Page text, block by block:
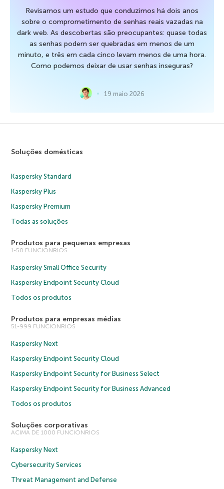
Revisamos um estudo que conduzimos há dois anos
sobre o comprometimento de senhas reais vazadas na
dark web. As descobertas são preocupantes: quase todas
as senhas podem ser quebradas em menos de um
minuto, e três em cada cinco levam menos de uma hora.
Como podemos deixar de usar senhas inseguras?
19 maio 2026
Soluções domésticas
Kaspersky Standard
Kaspersky Plus
Kaspersky Premium
Todas as soluções
Produtos para pequenas empresas
1-50 FUNCIONRIOS
Kaspersky Small Office Security
Kaspersky Endpoint Security Cloud
Todos os produtos
Produtos para empresas médias
51-999 FUNCIONRIOS
Kaspersky Next
Kaspersky Endpoint Security Cloud
Kaspersky Endpoint Security for Business Select
Kaspersky Endpoint Security for Business Advanced
Todos os produtos
Soluções corporativas
ACIMA DE 1000 FUNCIONRIOS
Kaspersky Next
Cybersecurity Services
Threat Management and Defense